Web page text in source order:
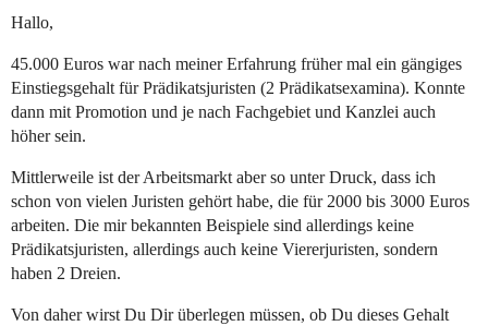
Hallo,
45.000 Euros war nach meiner Erfahrung früher mal ein gängiges
Einstiegsgehalt für Prädikatsjuristen (2 Prädikatsexamina). Konnte
dann mit Promotion und je nach Fachgebiet und Kanzlei auch
höher sein.
Mittlerweile ist der Arbeitsmarkt aber so unter Druck, dass ich
schon von vielen Juristen gehört habe, die für 2000 bis 3000 Euros
arbeiten. Die mir bekannten Beispiele sind allerdings keine
Prädikatsjuristen, allerdings auch keine Viererjuristen, sondern
haben 2 Dreien.
Von daher wirst Du Dir überlegen müssen, ob Du dieses Gehalt